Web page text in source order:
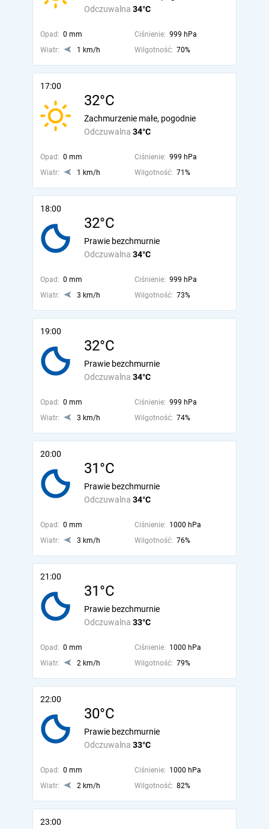
Odczuwalna 34°C
Opad: 0 mm Ciśnienie: 999 hPa
Wiatr:
1 km/h Wilgotność: 70%
17:00
32°C
Odczuwalna 34°C
Zachmurzenie małe, pogodnie
Opad: 0 mm Ciśnienie: 999 hPa
Wiatr:
1 km/h Wilgotność: 71%
18:00
32°C
Odczuwalna 34°C
Prawie bezchmurnie
Opad: 0 mm Ciśnienie: 999 hPa
Wiatr:
3 km/h Wilgotność: 73%
19:00
32°C
Odczuwalna 34°C
Prawie bezchmurnie
Opad: 0 mm Ciśnienie: 999 hPa
Wiatr:
3 km/h Wilgotność: 74%
20:00
31°C
Odczuwalna 34°C
Prawie bezchmurnie
Opad: 0 mm Ciśnienie: 1000 hPa
Wiatr:
3 km/h Wilgotność: 76%
21:00
31°C
Odczuwalna 33°C
Prawie bezchmurnie
Opad: 0 mm Ciśnienie: 1000 hPa
Wiatr:
2 km/h Wilgotność: 79%
22:00
30°C
Odczuwalna 33°C
Prawie bezchmurnie
Opad: 0 mm Ciśnienie: 1000 hPa
Wiatr:
2 km/h Wilgotność: 82%
23:00